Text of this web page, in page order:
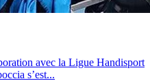
avec la Ligue Handisport
s’est...